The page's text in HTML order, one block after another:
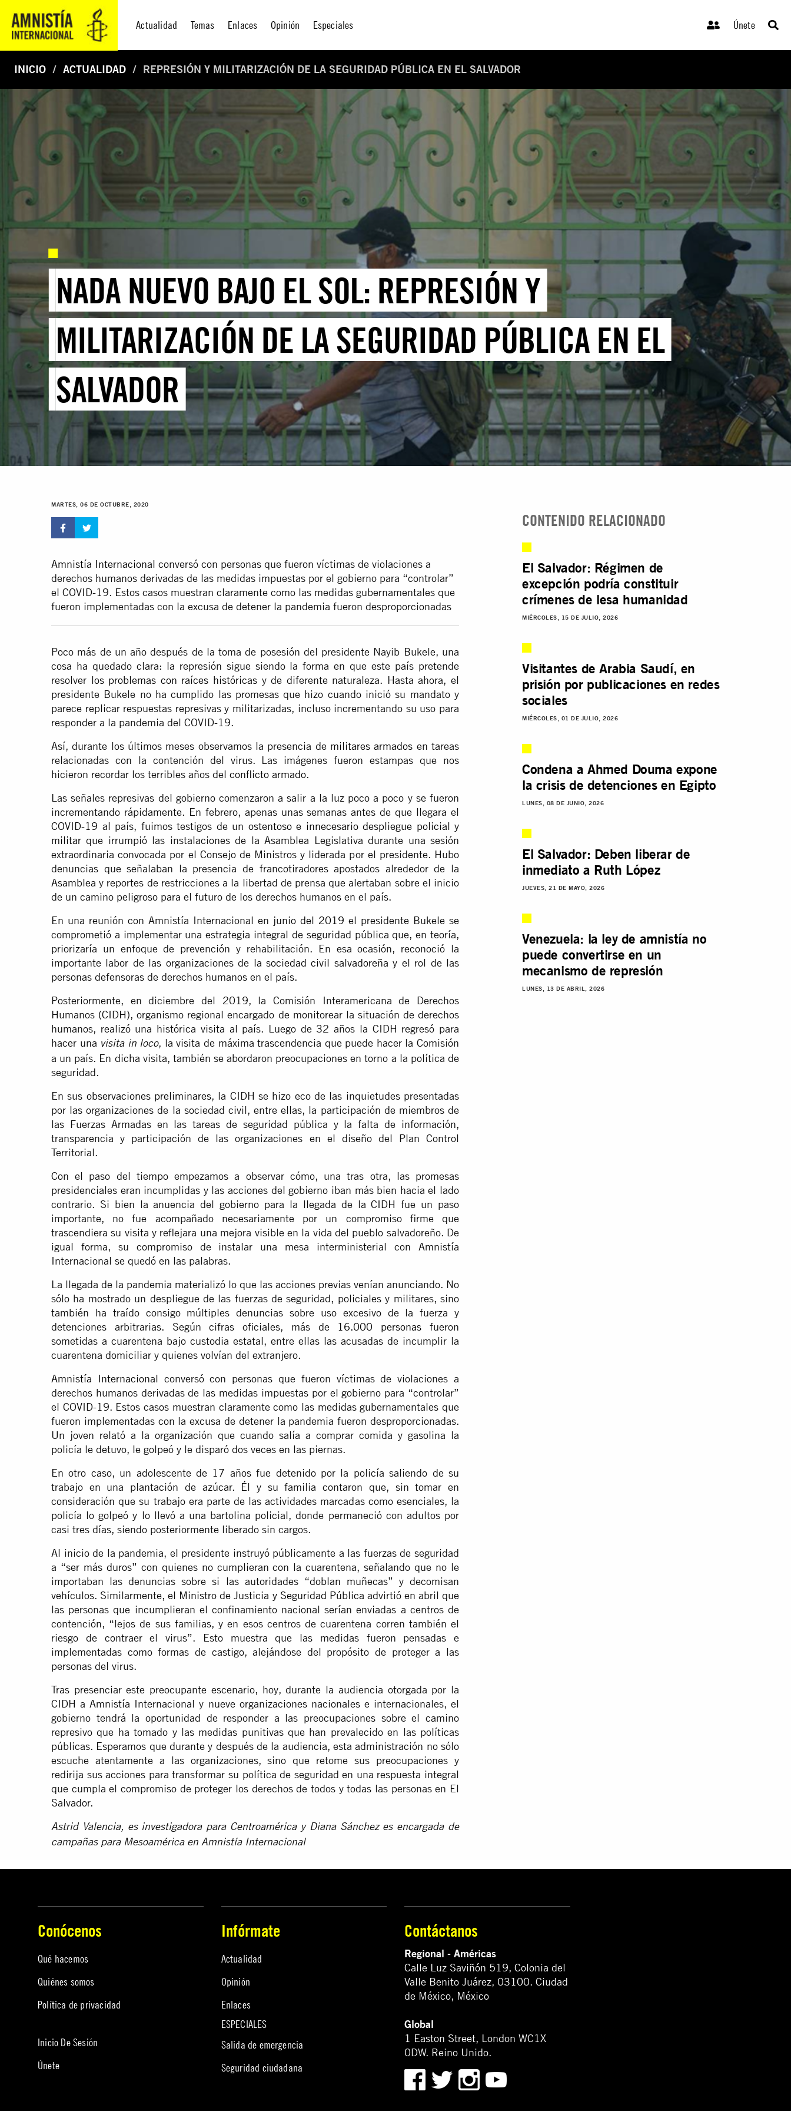
Actualidad Temas Enlaces Opinión Especiales Únete
INICIO ACTUALIDAD REPRESIÓN Y MILITARIZACIÓN DE LA SEGURIDAD PÚBLICA EN EL SALVADOR
NADA NUEVO BAJO EL SOL: REPRESIÓN Y
MILITARIZACIÓN DE LA SEGURIDAD PÚBLICA EN EL
SALVADOR
MARTES, 06 DE OCTUBRE, 2020
Amnistía Internacional conversó con personas que fueron víctimas de violaciones a
derechos humanos derivadas de las medidas impuestas por el gobierno para “controlar”
el COVID-19. Estos casos muestran claramente como las medidas gubernamentales que
fueron implementadas con la excusa de detener la pandemia fueron desproporcionadas
Poco más de un año después de la toma de posesión del presidente Nayib Bukele, una
cosa ha quedado clara: la represión sigue siendo la forma en que este país pretende
resolver los problemas con raíces históricasy de diferente naturaleza. Hasta ahora, el
presidente Bukele no ha cumplido las promesas que hizo cuando inició su mandato y
parece replicar respuestas represivas y militarizadas, incluso incrementando su uso para
responder a la pandemia del COVID-19.
Así, durante los últimos meses observamos la presencia de militares armados en tareas
relacionadas con la contención del virus. Las imágenes fueron estampas que nos
hicieron recordar los terribles años del conflicto armado.
Las señales represivas del gobierno comenzaron a salir a la luz poco a poco y se fueron
incrementando rápidamente. En febrero, apenas unas semanas antes de que llegara el
COVID-19 al país, fuimos testigos de un ostentoso e innecesario despliegue policial y
militar que irrumpió las instalaciones de la Asamblea Legislativa durante una sesión
extraordinaria convocada por el Consejo de Ministros y liderada por el presidente. Hubo
denuncias que señalaban la presencia de francotiradores apostados alrededor de la
Asamblea y reportes de restricciones a la libertad de prensa que alertaban sobre el inicio
de un camino peligroso para el futuro de los derechos humanos en el país.
En una reunión con Amnistía Internacional en junio del 2019 el presidente Bukele se
comprometió a implementar una estrategia integral de seguridad pública que, en teoría,
priorizaría un enfoque de prevención y rehabilitación. En esa ocasión, reconoció la
importante labor de las organizaciones de la sociedad civil salvadoreña y el rol de las
personas defensoras de derechos humanos en el país.
Posteriormente, en diciembre del 2019, la Comisión Interamericana de Derechos
Humanos (CIDH), organismo regional encargado de monitorear la situación de derechos
humanos, realizó una histórica visita al país. Luego de 32 años la CIDH regresó para
hacer una visita in loco, la visita de máxima trascendencia que puede hacer la Comisión
a un país. En dicha visita, también se abordaron preocupaciones en torno a la política de
seguridad.
En sus observaciones preliminares, la CIDH se hizo eco de las inquietudes presentadas
por las organizaciones de la sociedad civil, entre ellas, la participación de miembros de
las Fuerzas Armadas en las tareas de seguridad pública y la falta de información,
transparencia y participación de las organizaciones en el diseño del Plan Control
Territorial.
Con el paso del tiempo empezamos a observar cómo, una tras otra, las promesas
presidenciales eran incumplidas y las acciones del gobierno iban más bien hacia el lado
contrario. Si bien la anuencia del gobierno para la llegada de la CIDH fue un paso
importante, no fue acompañado necesariamente por un compromiso firme que
trascendiera su visita y reflejara una mejora visible en la vida del pueblo salvadoreño. De
igual forma, su compromiso de instalar una mesa interministerial con Amnistía
Internacional se quedó en las palabras.
La llegada de la pandemia materializó lo que las acciones previas venían anunciando. No
sólo ha mostrado un despliegue de las fuerzas de seguridad, policiales y militares, sino
también ha traído consigo múltiples denuncias sobre uso excesivo de la fuerza y
detenciones arbitrarias. Según cifras oficiales, más de 16.000 personas fueron
sometidas a cuarentena bajo custodia estatal, entre ellas las acusadas de incumplir la
cuarentena domiciliar y quienes volvían del extranjero.
Amnistía Internacional conversó con personas que fueron víctimas de violaciones a
derechos humanos derivadas de las medidas impuestas por el gobierno para “controlar”
el COVID-19. Estos casos muestran claramente como las medidas gubernamentales que
fueron implementadas con la excusa de detener la pandemia fueron desproporcionadas.
Un joven relató a la organización que cuando salía a comprar comida y gasolina la
policía le detuvo, le golpeó y le disparó dos veces en las piernas.
En otro caso, un adolescente de 17 años fue detenido por la policía saliendo de su
trabajo en una plantación de azúcar. Él y su familia contaron que, sin tomar en
consideración que su trabajo era parte de las actividades marcadas como esenciales, la
policía lo golpeó y lo llevó a una bartolina policial, donde permaneció con adultos por
casi tres días, siendo posteriormente liberado sin cargos.
Al inicio de la pandemia, el presidente instruyó públicamente a las fuerzas de seguridad
a “ser más duros” con quienes no cumplieran con la cuarentena, señalando que no le
importaban las denuncias sobre si las autoridades “doblan muñecas” y decomisan
vehículos. Similarmente, el Ministro de Justicia y Seguridad Pública advirtió en abril que
las personas que incumplieran el confinamiento nacional serían enviadas a centros de
contención, “lejos de sus familias, y en esos centros de cuarentena corren también el
riesgo de contraer el virus”. Esto muestra que las medidas fueron pensadas e
implementadas como formas de castigo, alejándose del propósito de proteger a las
personas del virus.
Tras presenciar este preocupante escenario, hoy, durante la audiencia otorgada por la
CIDH a Amnistía Internacional y nueve organizaciones nacionales e internacionales, el
gobierno tendrá la oportunidad de responder a las preocupaciones sobre el camino
represivo que ha tomado y las medidas punitivas que han prevalecido en las políticas
públicas. Esperamos que durante y después de la audiencia, esta administración no sólo
escuche atentamente a las organizaciones, sino que retome sus preocupaciones y
redirija sus acciones para transformar su política de seguridad en una respuesta integral
que cumpla el compromiso de proteger los derechos de todos y todas las personas en El
Salvador.
Astrid Valencia, es investigadora para Centroamérica y Diana Sánchez es encargada de
campañas para Mesoamérica en Amnistía Internacional
CONTENIDO RELACIONADO
El Salvador: Régimen de
excepción podría constituir
crímenes de lesa humanidad
MIÉRCOLES, 15 DE JULIO, 2026
Visitantes de Arabia Saudí, en
prisión por publicaciones en redes
sociales
MIÉRCOLES, 01 DE JULIO, 2026
Condena a Ahmed Douma expone
la crisis de detenciones en Egipto
LUNES, 08 DE JUNIO, 2026
El Salvador: Deben liberar de
inmediato a Ruth López
JUEVES, 21 DE MAYO, 2026
Venezuela: la ley de amnistía no
puede convertirse en un
mecanismo de represión
LUNES, 13 DE ABRIL, 2026
Conócenos
Qué hacemos
Quiénes somos
Política de privacidad
Inicio De Sesión
Únete
Infórmate
Actualidad
Opinión
Enlaces
ESPECIALES
Salida de emergencia
Seguridad ciudadana
Contáctanos
Regional - Américas
Calle Luz Saviñón 519, Colonia del
Valle Benito Juárez, 03100. Ciudad
de México, México
Global
1 Easton Street, London WC1X
0DW. Reino Unido.